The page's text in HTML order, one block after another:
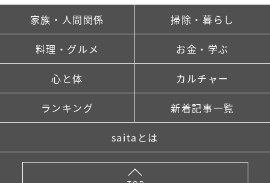
家族・人間関係 掃除・暮らし
料理・グルメ お金・学ぶ
心と体 カルチャー
ランキング 新着記事一覧
saitaとは